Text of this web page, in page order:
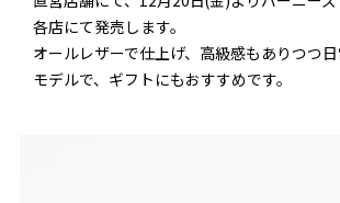
各店にて発売します。
オールレザーで仕上げ、高級感もありつつ
モデルで、ギフトにもおすすめです。